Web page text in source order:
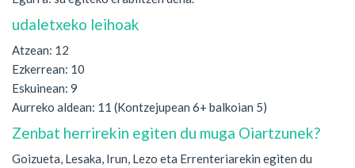
udaletxeko leihoak
Atzean: 12
Ezkerrean: 10
Eskuinean: 9
Aurreko aldean: 11 (Kontzejupean 6+ balkoian 5)
Zenbat herrirekin egiten du muga Oiartzunek?
Goizueta, Lesaka, Irun, Lezo eta Errenteriarekin egiten du